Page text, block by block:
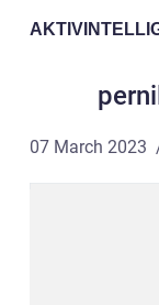
07 March 2023